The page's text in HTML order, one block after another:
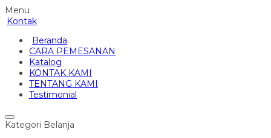
Menu
Kontak
Beranda
CARA PEMESANAN
Katalog
KONTAK KAMI
TENTANG KAMI
Testimonial
Kategori Belanja